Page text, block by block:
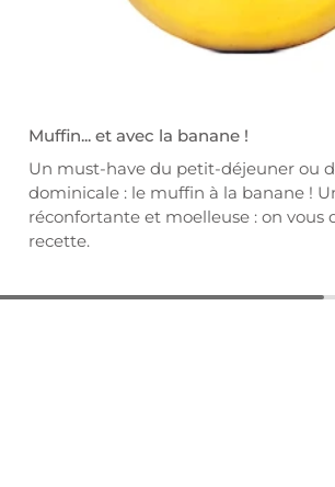
Muffin... et avec la banane !
Un must-have du petit-déjeuner ou
dominicale : le muffin à la banane !
réconfortante et moelleuse : on vous
recette.